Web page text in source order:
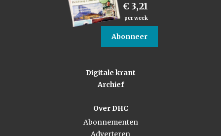
€ 3,21
per week
Abonneer
Digitale krant
Archief
Over DHC
Abonnementen
Adverteren